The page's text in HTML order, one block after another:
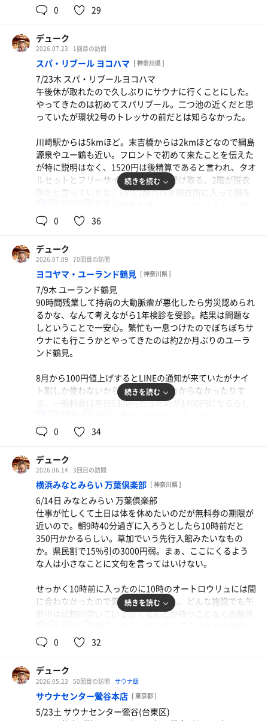
得。
11分ほど入ってから水風呂へ。温度計は壊れているようだ
がこの手足の痺れ具合からして以前よりは間違いなく冷た
いがまさかシングルってことはないか？たぶん30秒も入れ
ずに手足が痺れてきて出てしまうのだが、十分に冷えてい
ないので椅子に座っていると体の中からポカポカしてく
る。こんなとき、何故だかわからないが何だか損をした気
分になる。
2セット目はサ室に入るとほぼ満席でびっくり。音楽が始
まってからロウリュが始まるタイミングと爆風が始まるタ
イミングが全く分からずペースがつかめなかったが、それ
なりの刺激が味わえるのはさすがたかの湯。休憩の椅子も
8脚全て満席だったので補助椅子で休憩。いい感じの脱力
あ、これでもういいかな。以前は義務であるかのように 3
いいかなと思うようになったのは人が増えてきたせいもあ
るかもしれない。
気になったので水風呂の温度を測定。11.9℃。やっぱ
り・・・やっぱりたかの湯はスゲーな。
明な色ではないがグレーっぽい色をしているのでなるほど
という感じ。循環濾過を繰り返して色が薄くなっている新
子安の鷲の湯の炭酸泉みたいだ。
源泉は20℃だというが夏は加温せずに生源泉のまま提供し
てくれたら気持ちいいのに。チラーなしの水風呂でも26℃
くらいだから30℃以上だとやはり加温しているのだろう。
このぬるま湯源泉が1番人気なのだが何故か1番小さいので
なかなか空かない。
仰向けになって寝ている。さすがに混んでいるときは横に
なれないと思うが5〜6割程度の入りなら許されるか。TVで
は愛媛の島で美味しそうな魚を食べていた。あのアナゴは
食べてみたい。
はちょっとだけ耐性がついたのだろうか、プラス2分くら
気持ちいい。今日は潜ってブクブクする人がいたが前回は
かけず小僧もいたので水風呂の水はあまり綺麗ではない模
様。気のせいか水風呂に入らない人が多いような気がす
る。
外気浴は相変わらず日光浴。ベンチで横になるのは空いて
いるときだけ許されると思うのだが土日に1人でベンチを
占領するのはあまりよろしくない。まだ午前中の日光浴は
前回のような14時頃の日光浴に比べると熱さが全然違う。
地面もまだ普通に歩ける熱さ。
2セットだけして3階のスロットコーナーで2013年の5号機
北斗転生の設定6を満喫。8千円も使ってしまった。8千円
18時を過ぎていたので岩盤浴はやめておく。何だかスゲー
サウナ1時間、スロット6時間。まぁ飽きるまではしばらく
はこんな感じかな。
0 29
デューク
2026.07.23 1回目の訪問
スパ・リブール ヨコハマ [ 神奈川県 ]
7/23木 スパ・リブールヨコハマ
午後休が取れたので久しぶりにサウナに行くことにした。
やってきたのは初めてスパリブール。二つ池の近くだと思
っていたが環状2号のトレッサの前だとは知らなかった。
川崎駅からは5kmほど。末吉橋からは2kmほどなので綱島
源泉やユー鶴も近い。フロントで初めて来たことを伝えた
が特に説明はなく、1520円は後精算であると言われ、タオ
ルセットとフリーサイズの館内着を受け取る。2階が脱衣
所だと言っていたな。EVで2階へ行き脱衣所に入って服を
見当たらない。そう言えば風呂は4階とか言っていたっ
流石にサウセンみたいに1階で裸になって6階の浴室に行く
人はいないが、レックスインだと7階のロッカー室から8階
の浴室まで裸で行く猛者もいる。ここは男性専用施設では
ないので館内着を着なければならない。階段で登りながら
見て回る。
3階は漫画コーナーとレストラン。設定6のスロットもあ
る。北斗もあるようだ。景品は入館券なのだろうか。
4階は浴室。館内着を入れる鍵付ロッカーがある。5階は屋
る方式。入口にあるヨガマットを使うらしい。新しい館内
着はフロントに言えば150円でもらえるらしい。私が見た
一通りみたら4階の浴室へ。ユー鶴よりは新しい感じだが
るがちょっと鄙びた感じがいい。座ったカランのシャワー
が3秒ほどで止まる。ハズレか・・。ユー鶴のカランを思
い出す。移動して2席目は5秒くらい。まぁいいか。
体を清めたら炭酸泉を探す。温泉はしっかりとした黒湯の
ようだ。が、炭酸泉がない。マジか！炭酸泉がないのは残
念だな。雰囲気はいい感じなのだが炭酸泉があるユー鶴と
綱島源泉を通り過ぎてスパリブールに来るのは厳しいか。
外は40℃にも迫る暑さで露天は足の裏が火傷するくらい熱
いのでサウナに入る前に18℃の水風呂で体を冷やす。
サ室は85℃だが入ると湿度が高いのか温度以上に熱さを感
るサウナはそうあるものじゃない。平日の昼間と言うこと
てみる。床が熱い！
水風呂がもうちょい冷たいと嬉しいがまぁしょうがない。
外気浴は素っ裸で皆さん日光浴をしている。私もヒリヒリ
続きを読む
0 36
デューク
2026.07.09 70回目の訪問
ヨコヤマ・ユーランド鶴見 [ 神奈川県 ]
7/9木 ユーランド鶴見
90時間残業して持病の大動脈瘤が悪化したら労災認められ
るかな、なんて考えながら1年検診を受診。結果は問題な
しということで一安心。繁忙も一息つけたのでぼちぼちサ
ウナにも行こうかとやってきたのは約2か月ぶりのユーラ
ンド鶴見。
8月から100円値上げするとLINEの通知が来ていたがナイ
ト割しか使わないから正規の料金がわからなかったりす
る。一般料金は平日1300円だったのが1400円になるらし
19時前にチェックイン。駐輪場を見るかぎり今日は空いて
いるらしい。8月から値上げされること以外は何も変わっ
ていないようだ。そう言えば、ユー鶴やサウセンはそこそ
こ行っているが、レックスイン川崎なんか何年くらい行っ
てないだろう。久しぶりに行ってみるかな。
カラン席に座って体を清める。シャワーは3秒で止まる。
今日もハズレだ。体を清めたらいつものように露天のかく
れ湯の炭酸温泉に入る。露天に5脚あるアディロンダック
には誰もいない。やっぱり空いているな。炭酸泉に入って
ちょっと舐めてみる。うん、塩味の効いたいつものユー鶴
スマートウォッチを無くしてしまったので首を伸ばして時
ロンダックで少し休憩。41℃の炭酸泉でのぼせてしまって
呂は冷たくて気持ちいい。
サ室に入ると先客は2〜3人。反射的に上段に座ってボ〜ッ
とする。TVでは横浜スタジアムでの中日戦が流れている。
下を向いて少し瞑想してみる。熱いなと顔を上げて12分計
続きを読む
0 34
デューク
2026.06.14 3回目の訪問
横浜みなとみらい 万葉倶楽部 [ 神奈川県 ]
6/14日 みなとみらい 万葉倶楽部
仕事が忙しくて土日は体を休めたいのだが無料券の期限が
近いので。朝9時40分過ぎに入ろうとしたら10時前だと
350円かかるらしい。草加でいう先行入館みたいなもの
か。県民割で15%引の3000円弱。まぁ、ここにくるよう
な人は小さなことに文句を言ってはいけない。
せっかく10時前に入ったのに10時のオートロウリュには間
に合わなかったので露天の炭酸風呂へ。どんな施設でも午
前中は比較的空いているのでなんとか待つことなく炭酸泉
入れない人もいた模様。4〜5しか入れない炭酸泉は施設の
規模を考えると小さすぎる。
ここは24時間営業のようだが清掃はいつやっているのだろ
う。炭酸泉に毛やゴミがたくさん浮いていてとても汚かっ
た。湯船が汚いと思ったのはここで2か所目。
続きを読む
0 32
デューク
2026.05.23 50回目の訪問 サウナ飯
サウナセンター鶯谷本店 [ 東京都 ]
5/23土 サウナセンター鶯谷(台東区)